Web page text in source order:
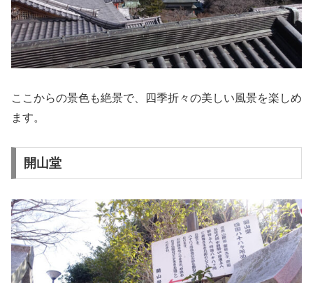
ここからの景色も絶景で、四季折々の美しい風景を楽しめ
ます。
開山堂